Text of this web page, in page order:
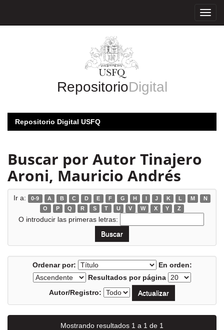
RepositorioDigital
Repositorio Digital USFQ
Buscar por Autor Tinajero
Aroni, Mauricio Andrés
Ir a: 0-9 A B C D E F G H I J K L M
N
O
P Q R S T U V W X Y Z
O introducir las primeras letras:
Ordenar por:
En orden:
Resultados por página
Autor/Registro:
Mostrando resultados 1 a 1 de 1